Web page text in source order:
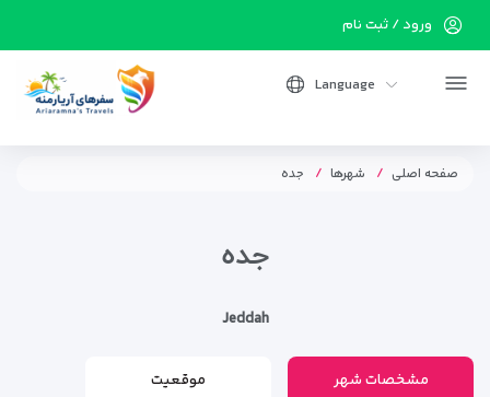
ورود / ثبت نام
Language
صفحه اصلی شهرها جده
جده
Jeddah
مشخصات شهر موقعیت